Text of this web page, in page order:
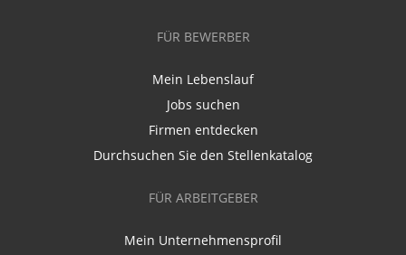
FÜR BEWERBER
Mein Lebenslauf
Jobs suchen
Firmen entdecken
Durchsuchen Sie den Stellenkatalog
FÜR ARBEITGEBER
Mein Unternehmensprofil